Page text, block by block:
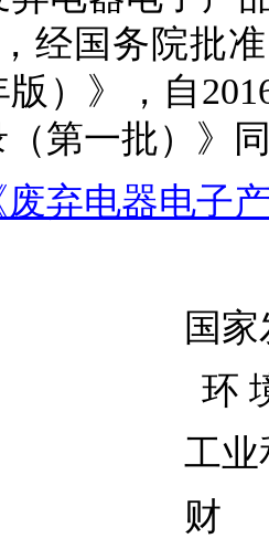
经国务院批
版）》，自
第一批）》
废弃电器电子
国
环
工业